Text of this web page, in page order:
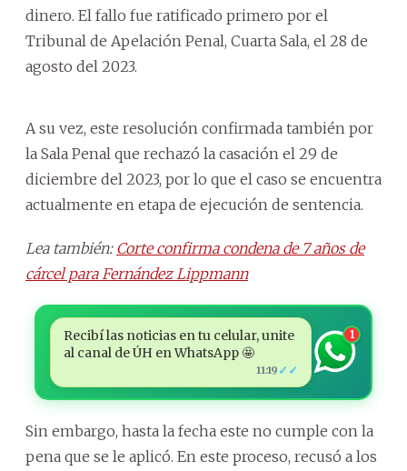
dinero. El fallo fue ratificado primero por el
Tribunal de Apelación Penal, Cuarta Sala, el 28 de
agosto del 2023.
A su vez, este resolución confirmada también por
la Sala Penal que rechazó la casación el 29 de
diciembre del 2023, por lo que el caso se encuentra
actualmente en etapa de ejecución de sentencia.
Lea también: Corte confirma condena de 7 años de
cárcel para Fernández Lippmann
Recibí las noticias en tu celular, unite
al canal de ÚH en WhatsApp 🤩
11:19 ✓✓
1
Sin embargo, hasta la fecha este no cumple con la
pena que se le aplicó. En este proceso, recusó a los